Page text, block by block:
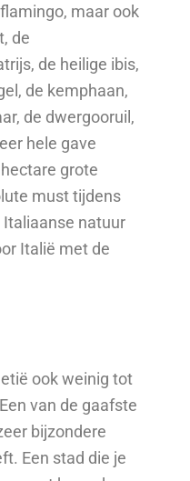
maar ook
de
de heilige ibis,
de kemphaan,
de dwergooruil,
hele gave
grote
must tijdens
natuur
Italië met de
ook weinig tot
van de gaafste
bijzondere
Een stad die je